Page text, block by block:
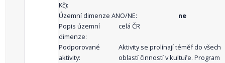
Kč):
Územní dimenze ANO/NE:
ne
Popis územní
dimenze:
celá ČR
Podporované
aktivity:
Aktivity se prolínají téměř do všech
oblastí činností v kultuře. Program